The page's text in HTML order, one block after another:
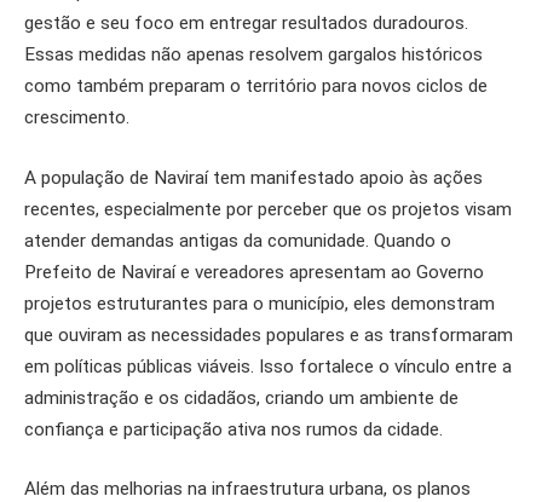
gestão e seu foco em entregar resultados duradouros.
Essas medidas não apenas resolvem gargalos históricos
como também preparam o território para novos ciclos de
crescimento.
A população de Naviraí tem manifestado apoio às ações
recentes, especialmente por perceber que os projetos visam
atender demandas antigas da comunidade. Quando o
Prefeito de Naviraí e vereadores apresentam ao Governo
projetos estruturantes para o município, eles demonstram
que ouviram as necessidades populares e as transformaram
em políticas públicas viáveis. Isso fortalece o vínculo entre a
administração e os cidadãos, criando um ambiente de
confiança e participação ativa nos rumos da cidade.
Além das melhorias na infraestrutura urbana, os planos